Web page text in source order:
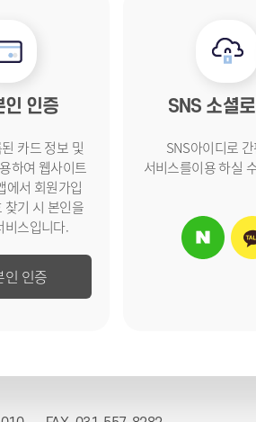
인 인증
카드 정보 및
하여 웹사이트
에서 회원가입
찾기 시 본인을
비스입니다.
인 인증
SNS 소셜
SNS아이디로
서비스를이용 하실